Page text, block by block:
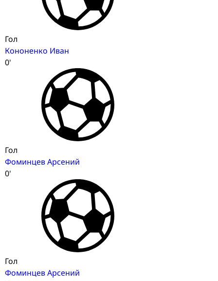
Гол
Кононенко Иван
0'
Гол
Фоминцев Арсений
0'
Гол
Фоминцев Арсений